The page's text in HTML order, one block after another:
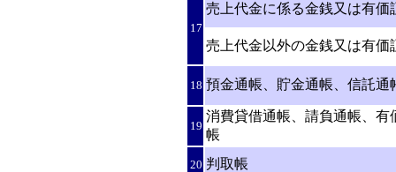
17
売上代金に係る金銭又は有価
売上代金以外の金銭又は有価
18 預金通帳、貯金通帳、信託
19
消費貸借通帳、請負通帳、
帳
20 判取帳